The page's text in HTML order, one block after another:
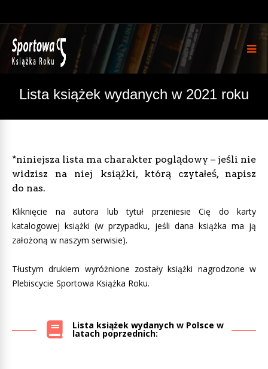
Lista książek wydanych w 2021 roku
*niniejsza lista ma charakter poglądowy – jeśli nie
widzisz na niej książki, którą czytałeś, napisz
do nas.
Kliknięcie na autora lub tytuł przeniesie Cię do karty
katalogowej książki (w przypadku, jeśli dana książka ma ją
założoną w naszym serwisie).
Tłustym drukiem wyróżnione zostały książki nagrodzone w
Plebiscycie Sportowa Książka Roku.
Lista książek wydanych w Polsce w
latach poprzednich: